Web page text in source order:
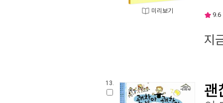
미리보기 9.6
지
13. 괜